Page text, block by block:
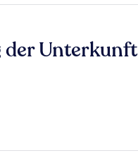
Unterkunft